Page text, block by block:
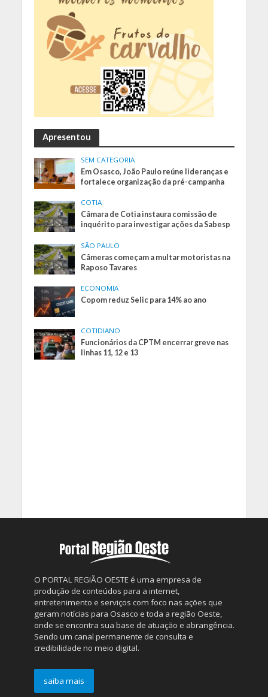
Apresentou
SEM CATEGORIA
Em Osasco, João Paulo reúne lideranças e
fortalece organização da pré-campanha
COTIA
Câmara de Cotia instaura comissão de
inquérito para investigar ações da Sabesp
SÃO PAULO
Câmeras começam a multar motoristas na
Raposo Tavares
ECONOMIA
Copom reduz Selic para 14% ao ano
COTIDIANO
Funcionários da CPTM encerrar greve nas
linhas 11, 12 e 13
O PORTAL REGIÃO OESTE é uma empresa de
produção de conteúdos para a internet,
entretenimento e serviços com foco nas ações que
geram notícias para Osasco e toda a região Oeste,
onde se encontra sua base de atuação e abrangência.
Sendo um canal permanente de consulta e
credibilidade no meio digital.
saiba mais